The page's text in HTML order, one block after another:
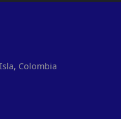
Colombia